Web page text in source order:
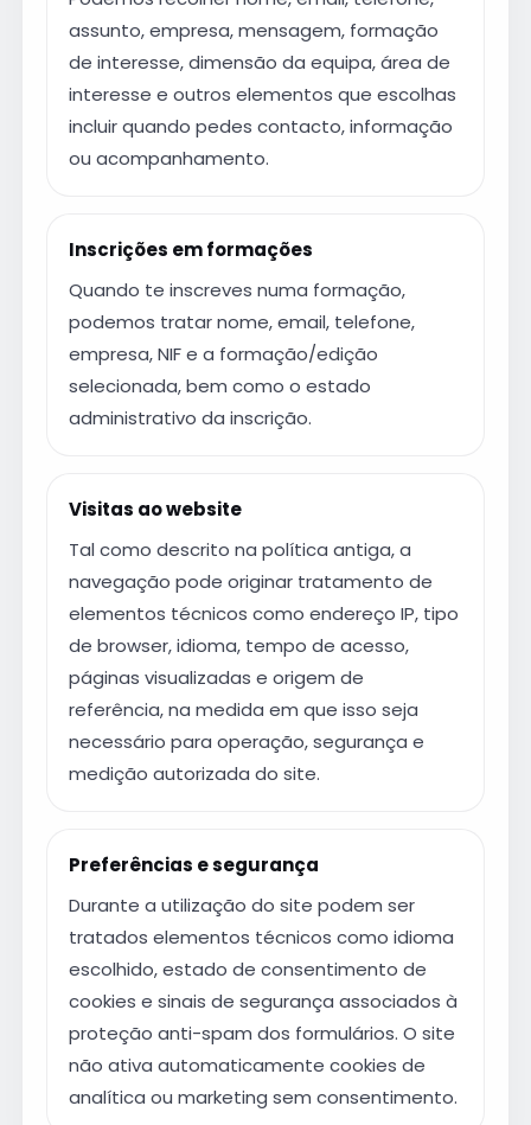
assunto, empresa, mensagem, formação
de interesse, dimensão da equipa, área de
interesse e outros elementos que escolhas
incluir quando pedes contacto, informação
ou acompanhamento.
Inscrições em formações
Quando te inscreves numa formação,
podemos tratar nome, email, telefone,
empresa, NIF e a formação/edição
selecionada, bem como o estado
administrativo da inscrição.
Visitas ao website
Tal como descrito na política antiga, a
navegação pode originar tratamento de
elementos técnicos como endereço IP, tipo
de browser, idioma, tempo de acesso,
páginas visualizadas e origem de
referência, na medida em que isso seja
necessário para operação, segurança e
medição autorizada do site.
Preferências e segurança
Durante a utilização do site podem ser
tratados elementos técnicos como idioma
escolhido, estado de consentimento de
cookies e sinais de segurança associados à
proteção anti-spam dos formulários. O site
não ativa automaticamente cookies de
analítica ou marketing sem consentimento.